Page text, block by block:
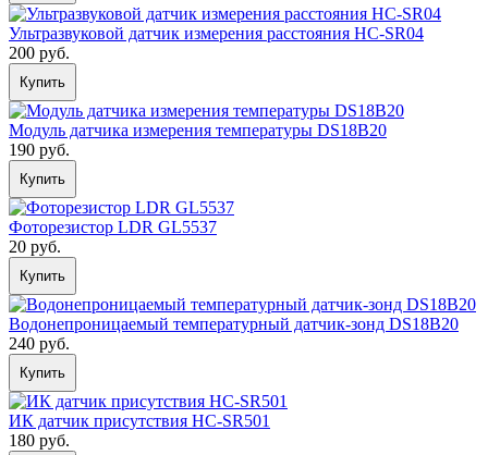
Ультразвуковой датчик измерения расстояния HC-SR04
200 руб.
Купить
Модуль датчика измерения температуры DS18B20
190 руб.
Купить
Фоторезистор LDR GL5537
20 руб.
Купить
Водонепроницаемый температурный датчик-зонд DS18B20
240 руб.
Купить
ИК датчик присутствия HC-SR501
180 руб.